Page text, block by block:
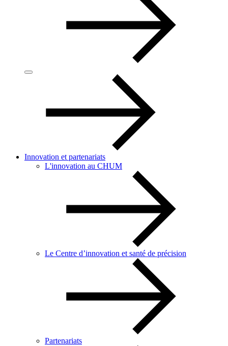
Innovation et partenariats
L'innovation au CHUM
Le Centre d’innovation et santé de précision
Partenariats